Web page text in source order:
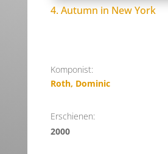
4. Autumn in New York
Komponist:
Roth, Dominic
Erschienen:
2000